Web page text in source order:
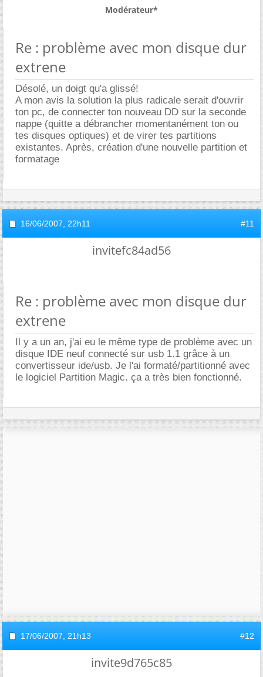
Modérateur*
Re : problème avec mon disque dur
extrene
Désolé, un doigt qu'a glissé!
A mon avis la solution la plus radicale serait d'ouvrir
ton pc, de connecter ton nouveau DD sur la seconde
nappe (quitte a débrancher momentanément ton ou
tes disques optiques) et de virer tes partitions
existantes. Après, création d'une nouvelle partition et
formatage
16/06/2007, 22h11 #11
invitefc84ad56
Re : problème avec mon disque dur
extrene
Il y a un an, j'ai eu le même type de problème avec un
disque IDE neuf connecté sur usb 1.1 grâce à un
convertisseur ide/usb. Je l'ai formaté/partitionné avec
le logiciel Partition Magic. ça a très bien fonctionné.
17/06/2007, 21h13 #12
invite9d765c85